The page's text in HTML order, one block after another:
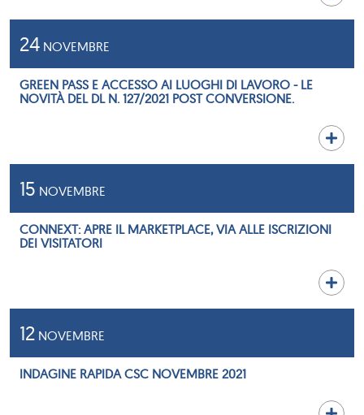
24 NOVEMBRE
GREEN PASS E ACCESSO AI LUOGHI DI LAVORO - LE
NOVITÀ DEL DL N. 127/2021 POST CONVERSIONE.
15 NOVEMBRE
CONNEXT: APRE IL MARKETPLACE, VIA ALLE ISCRIZIONI
DEI VISITATORI
12 NOVEMBRE
INDAGINE RAPIDA CSC NOVEMBRE 2021